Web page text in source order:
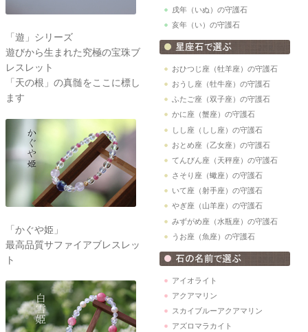
「遊」シリーズ
遊びから生まれた究極の宝珠ブ
レスレット
「天の根」の真髄をここに標し
ます
「かぐや姫」
最高品質サファイアブレスレッ
ト
戌年（いぬ）の守護石
亥年（い）の守護石
おひつじ座（牡羊座）の守護石
おうし座（牡牛座）の守護石
ふたご座（双子座）の守護石
かに座（蟹座）の守護石
しし座（しし座）の守護石
おとめ座（乙女座）の守護石
てんびん座（天秤座）の守護石
さそり座（蠍座）の守護石
いて座（射手座）の守護石
やぎ座（山羊座）の守護石
みずがめ座（水瓶座）の守護石
うお座（魚座）の守護石
アイオライト
アクアマリン
スカイブルーアクアマリン
アズロマラカイト